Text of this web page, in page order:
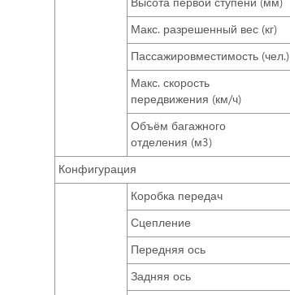
Высота первой ступени (мм)
Макс. разрешенный вес (кг)
Пассажировместимость (чел.)
Макс. скорость
передвижения (км/ч)
Объём багажного
отделения (м3)
Конфигурация
Коробка передач
Сцепление
Передняя ось
Задняя ось